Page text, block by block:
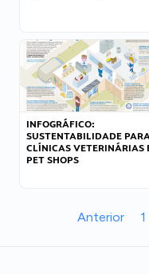
INFOGRÁFICO:
SUSTENTABILIDADE
CLÍNICAS VETERINÁRIAS
PET SHOPS
Anterior 1